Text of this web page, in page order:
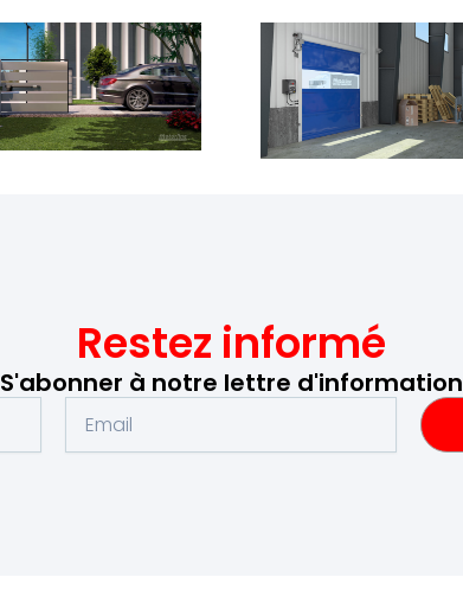
Restez informé
S'abonner à notre lettre d'information